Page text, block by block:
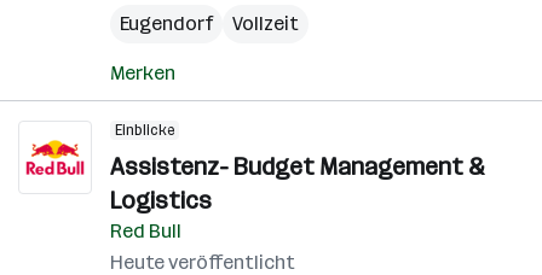
Eugendorf
Vollzeit
Merken
Einblicke
Assistenz- Budget Management &
Logistics
Red Bull
Heute veröffentlicht